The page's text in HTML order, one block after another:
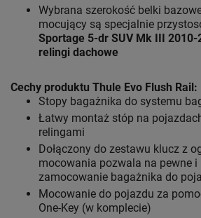
Wybrana szerokość belki
mocujący są specjalnie
Sportage 5-dr SUV Mk III
relingi dachowe
Cechy produktu Thule Evo Flush Rail :
Stopy bagażnika do systemu
Łatwy montaż stóp na
relingami
Dołączony do zestawu klucz z
mocowania pozwala na pewne i
zamocowanie bagażnika do
Mocowanie do pojazdu za
One-Key (w komplecie)